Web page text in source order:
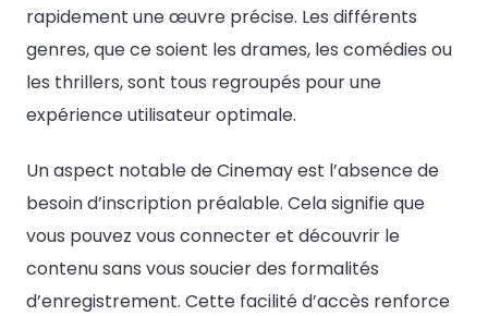
rapidement une œuvre précise. Les différents
genres, que ce soient les drames, les comédies ou
les thrillers, sont tous regroupés pour une
expérience utilisateur optimale.
Un aspect notable de Cinemay est l’absence de
besoin d’inscription préalable. Cela signifie que
vous pouvez vous connecter et découvrir le
contenu sans vous soucier des formalités
d’enregistrement. Cette facilité d’accès renforce